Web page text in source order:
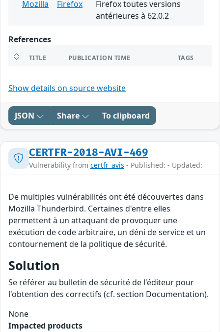
Mozilla
Firefox
Firefox toutes versions
antérieures à 62.0.2
References
TITLE PUBLICATION TIME TAGS
Show details on source website
JSON Share To clipboard
CERTFR-2018-AVI-469
Vulnerability from certfr_avis - Published: - Updated:
De multiples vulnérabilités ont été découvertes dans
Mozilla Thunderbird. Certaines d'entre elles
permettent à un attaquant de provoquer une
exécution de code arbitraire, un déni de service et un
contournement de la politique de sécurité.
Solution
Se référer au bulletin de sécurité de l'éditeur pour
l'obtention des correctifs (cf. section Documentation).
None
Impacted products